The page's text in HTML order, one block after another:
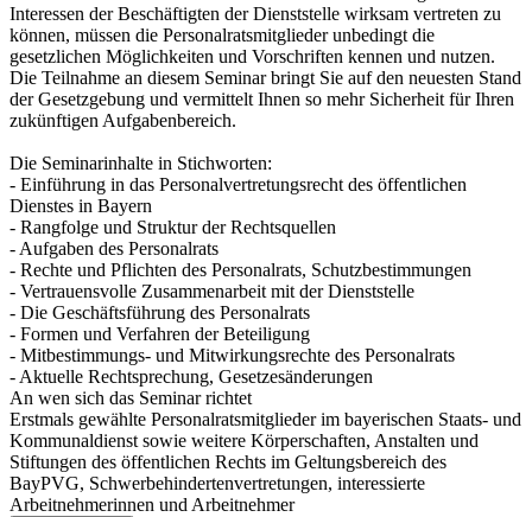
Interessen der Beschäftigten der Dienststelle wirksam vertreten zu
können, müssen die Personalratsmitglieder unbedingt die
gesetzlichen Möglichkeiten und Vorschriften kennen und nutzen.
Die Teilnahme an diesem Seminar bringt Sie auf den neuesten Stand
der Gesetzgebung und vermittelt Ihnen so mehr Sicherheit für Ihren
zukünftigen Aufgabenbereich.
Die Seminarinhalte in Stichworten:
- Einführung in das Personalvertretungsrecht des öffentlichen
Dienstes in Bayern
- Rangfolge und Struktur der Rechtsquellen
- Aufgaben des Personalrats
- Rechte und Pflichten des Personalrats, Schutzbestimmungen
- Vertrauensvolle Zusammenarbeit mit der Dienststelle
- Die Geschäftsführung des Personalrats
- Formen und Verfahren der Beteiligung
- Mitbestimmungs- und Mitwirkungsrechte des Personalrats
- Aktuelle Rechtsprechung, Gesetzesänderungen
An wen sich das Seminar richtet
Erstmals gewählte Personalratsmitglieder im bayerischen Staats- und
Kommunaldienst sowie weitere Körperschaften, Anstalten und
Stiftungen des öffentlichen Rechts im Geltungsbereich des
BayPVG, Schwerbehindertenvertretungen, interessierte
Arbeitnehmerinnen und Arbeitnehmer